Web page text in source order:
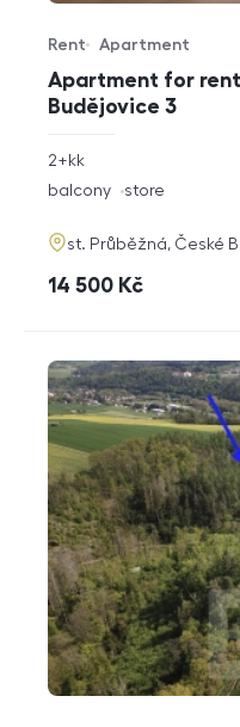
Apartment for rent
Budějovice 3
Offer type
Rent
Property type
Apartment
rozměry
2+kk
funkce
balcony store
adresa
st. Průběžná, České
cena
14 500 Kč